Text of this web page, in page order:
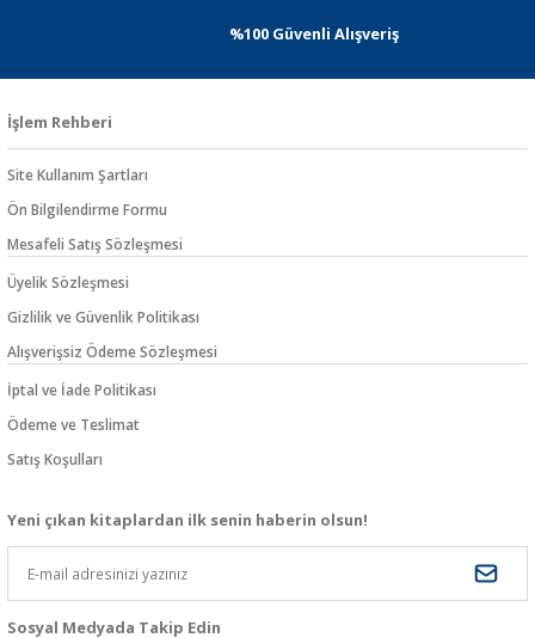
%100 Güvenli Alışveriş
İşlem Rehberi
Site Kullanım Şartları
Ön Bilgilendirme Formu
Mesafeli Satış Sözleşmesi
Üyelik Sözleşmesi
Gizlilik ve Güvenlik Politikası
Alışverişsiz Ödeme Sözleşmesi
İptal ve İade Politikası
Ödeme ve Teslimat
Satış Koşulları
Yeni çıkan kitaplardan ilk senin haberin olsun!
Sosyal Medyada Takip Edin